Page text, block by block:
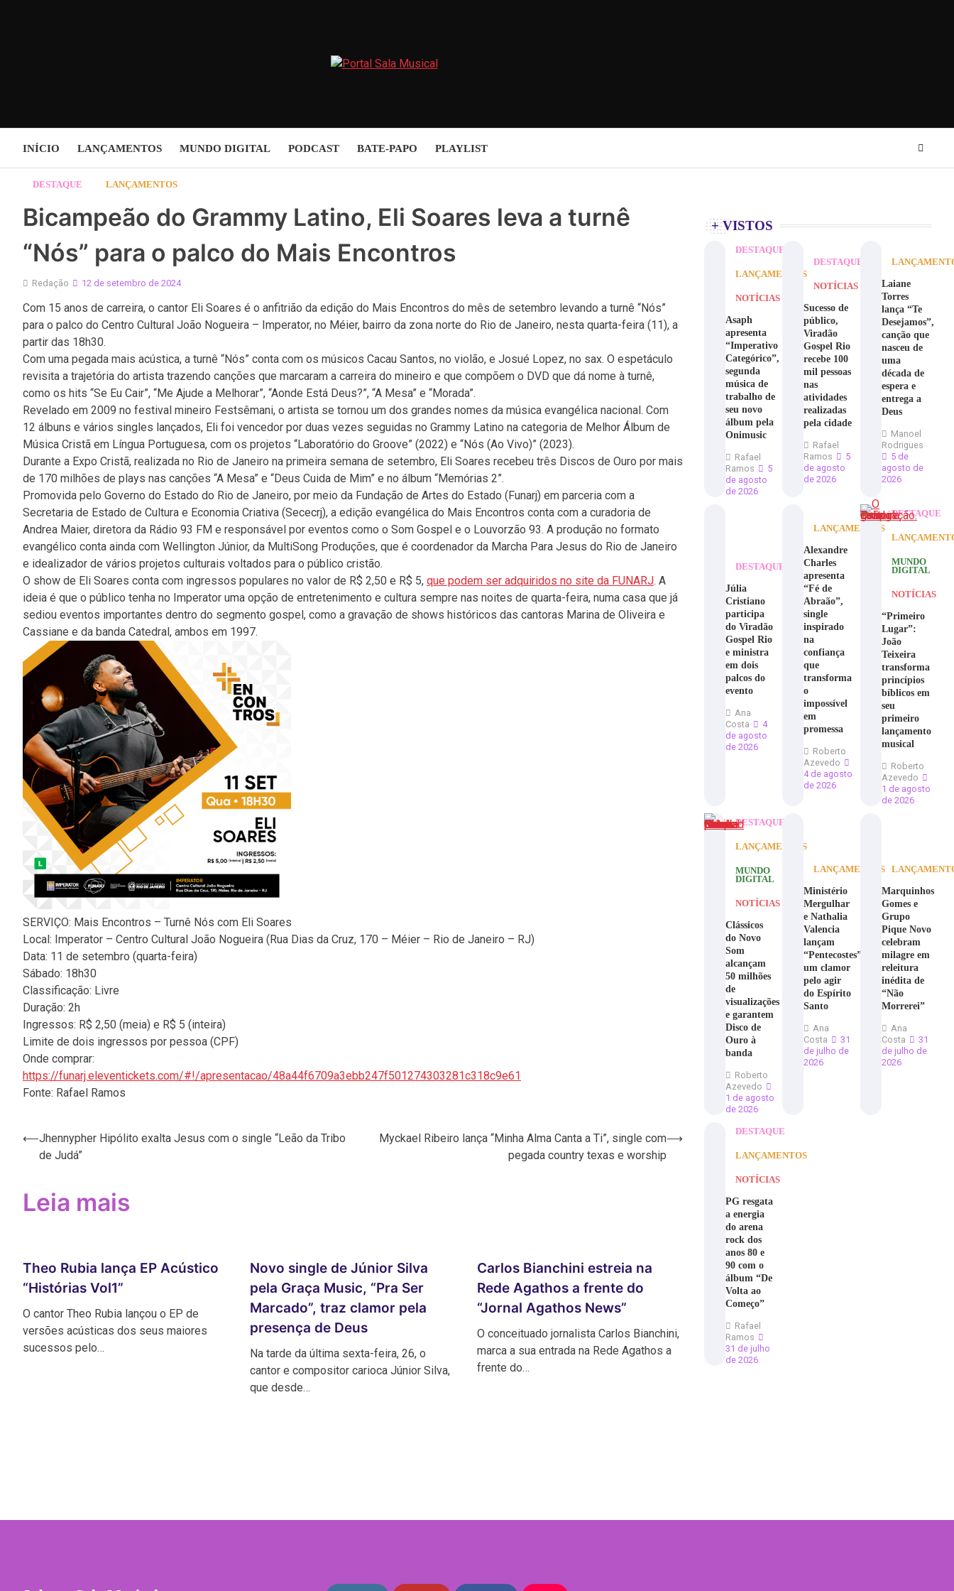
INÍCIO LANÇAMENTOS MUNDO DIGITAL PODCAST BATE-PAPO PLAYLIST
DESTAQUE LANÇAMENTOS
Bicampeão do Grammy Latino, Eli Soares leva a turnê
“Nós” para o palco do Mais Encontros
Redação 12 de setembro de 2024
Com 15 anos de carreira, o cantor Eli Soares é o anfitrião da edição do Mais Encontros do mês de setembro levando a turnê “Nós”
para o palco do Centro Cultural João Nogueira – Imperator, no Méier, bairro da zona norte do Rio de Janeiro, nesta quarta-feira (11), a
partir das 18h30.
Com uma pegada mais acústica, a turnê “Nós” conta com os músicos Cacau Santos, no violão, e Josué Lopez, no sax. O espetáculo
revisita a trajetória do artista trazendo canções que marcaram a carreira do mineiro e que compõem o DVD que dá nome à turnê,
como os hits “Se Eu Cair”, “Me Ajude a Melhorar”, “Aonde Está Deus?”, “A Mesa” e “Morada”.
Revelado em 2009 no festival mineiro Festsêmani, o artista se tornou um dos grandes nomes da música evangélica nacional. Com
12 álbuns e vários singles lançados, Eli foi vencedor por duas vezes seguidas no Grammy Latino na categoria de Melhor Álbum de
Música Cristã em Língua Portuguesa, com os projetos “Laboratório do Groove” (2022) e “Nós (Ao Vivo)” (2023).
Durante a Expo Cristã, realizada no Rio de Janeiro na primeira semana de setembro, Eli Soares recebeu três Discos de Ouro por mais
de 170 milhões de plays nas canções “A Mesa” e “Deus Cuida de Mim” e no álbum “Memórias 2”.
Promovida pelo Governo do Estado do Rio de Janeiro, por meio da Fundação de Artes do Estado (Funarj) em parceria com a
Secretaria de Estado de Cultura e Economia Criativa (Sececrj), a edição evangélica do Mais Encontros conta com a curadoria de
Andrea Maier, diretora da Rádio 93 FM e responsável por eventos como o Som Gospel e o Louvorzão 93. A produção no formato
evangélico conta ainda com Wellington Júnior, da MultiSong Produções, que é coordenador da Marcha Para Jesus do Rio de Janeiro
e idealizador de vários projetos culturais voltados para o público cristão.
O show de Eli Soares conta com ingressos populares no valor de R$ 2,50 e R$ 5, que podem ser adquiridos no site da FUNARJ. A
ideia é que o público tenha no Imperator uma opção de entretenimento e cultura sempre nas noites de quarta-feira, numa casa que já
sediou eventos importantes dentro do segmento gospel, como a gravação de shows históricos das cantoras Marina de Oliveira e
Cassiane e da banda Catedral, ambos em 1997.
SERVIÇO: Mais Encontros – Turnê Nós com Eli Soares
Local: Imperator – Centro Cultural João Nogueira (Rua Dias da Cruz, 170 – Méier – Rio de Janeiro – RJ)
Data: 11 de setembro (quarta-feira)
Sábado: 18h30
Classificação: Livre
Duração: 2h
Ingressos: R$ 2,50 (meia) e R$ 5 (inteira)
Limite de dois ingressos por pessoa (CPF)
Onde comprar:
https://funarj.eleventickets.com/#!/apresentacao/48a44f6709a3ebb247f501274303281c318c9e61
Fonte: Rafael Ramos
Navegação
⟵Jhennypher Hipólito exalta Jesus com o single “Leão da Tribo
de Judá”
Myckael Ribeiro lança “Minha Alma Canta a Ti”, single com
pegada country texas e worship
⟶
Leia mais
Theo Rubia lança EP Acústico
“Histórias Vol1”
O cantor Theo Rubia lançou o EP de
versões acústicas dos seus maiores
sucessos pelo…
Novo single de Júnior Silva
pela Graça Music, “Pra Ser
Marcado”, traz clamor pela
presença de Deus
Na tarde da última sexta-feira, 26, o
cantor e compositor carioca Júnior Silva,
que desde…
Carlos Bianchini estreia na
Rede Agathos a frente do
“Jornal Agathos News”
O conceituado jornalista Carlos Bianchini,
marca a sua entrada na Rede Agathos a
frente do…
+ VISTOS
DESTAQUE
LANÇAMENTOS
NOTÍCIAS
Asaph
apresenta
“Imperativo
Categórico”,
segunda
música de
trabalho de
seu novo
álbum pela
Onimusic
Rafael
Ramos
5
de agosto
de 2026
DESTAQUE
NOTÍCIAS
Sucesso de
público,
Viradão
Gospel Rio
recebe 100
mil pessoas
nas
atividades
realizadas
pela cidade
Rafael
Ramos
5
de agosto
de 2026
Laiane
Torres
lança “Te
Desejamos”,
canção que
nasceu de
uma
década de
espera e
entrega a
Deus
Manoel
Rodrigues
5 de
agosto de
2026
DESTAQUE
Júlia
Cristiano
participa
do Viradão
Gospel Rio
e ministra
em dois
palcos do
evento
Ana
Costa
4
de agosto
de 2026
LANÇAMENTOS
Alexandre
Charles
apresenta
“Fé de
Abraão”,
single
inspirado
na
confiança
que
transforma
o
impossível
em
promessa
Roberto
Azevedo
4 de agosto
de 2026
DESTAQUE
MUNDO
DIGITAL
NOTÍCIAS
“Primeiro
Lugar”:
João
Teixeira
transforma
princípios
bíblicos em
seu
primeiro
lançamento
musical
Roberto
Azevedo
1 de agosto
de 2026
DESTAQUE
LANÇAMENTOS
MUNDO
DIGITAL
NOTÍCIAS
Clássicos
do Novo
Som
alcançam
50 milhões
de
visualizações
e garantem
Disco de
Ouro à
banda
Roberto
Azevedo
1 de agosto
de 2026
LANÇAMENTOS
Ministério
Mergulhar
e Nathalia
Valencia
lançam
“Pentecostes”,
um clamor
pelo agir
do Espírito
Santo
Ana
Costa
31
de julho de
2026
Marquinhos
Gomes e
Grupo
Pique Novo
celebram
milagre em
releitura
inédita de
“Não
Morrerei”
Ana
Costa
31
de julho de
2026
DESTAQUE
LANÇAMENTOS
NOTÍCIAS
PG resgata
a energia
do arena
rock dos
anos 80 e
90 com o
álbum “De
Volta ao
Começo”
Rafael
Ramos
31 de julho
de 2026